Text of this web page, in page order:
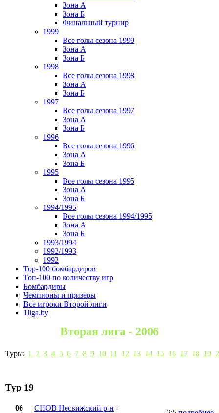
Зона А
Зона Б
Финальный турнир
1999
Все голы сезона 1999
Зона А
Зона Б
1998
Все голы сезона 1998
Зона А
Зона Б
1997
Все голы сезона 1997
Зона А
Зона Б
1996
Все голы сезона 1996
Зона А
Зона Б
1995
Все голы сезона 1995
Зона А
Зона Б
1994/1995
Все голы сезона 1994/1995
Зона А
Зона Б
1993/1994
1992/1993
1992
Top-100 бомбардиров
Топ-100 по количеству игр
Бомбардиры
Чемпионы и призеры
Все игроки Второй лиги
1liga.by
Вторая лига - 2006
Туры: 1 2 3 4 5 6 7 8 9 10 11 12 13 14 15 16 17 18 19
Тур 19
06
СНОВ Несвижский р-н -